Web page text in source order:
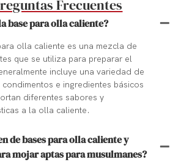
Frecuentes
base para olla caliente?
olla caliente es una mezcla de
que se utiliza para preparar el
incluye una variedad de
condimentos e ingredientes básicos
diferentes sabores y
a la olla caliente.
de bases para olla caliente y
mojar aptas para musulmanes?